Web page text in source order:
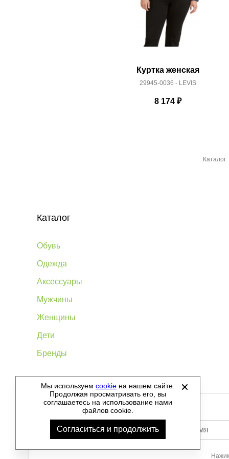
Куртка женская
29945-0036 - LEVIS
8 174₽
Каталог
Каталог
Обувь
Одежда
Аксессуары
Мужчины
Женщины
Дети
Бренды
©2012-2026 - Sellgroup.ru - все права защищены.
Мы используем cookie на нашем сайте.
Продолжая просматривать его, вы
соглашаетесь на использование нами
файлов cookie.
Согласиться и продолжить Ваше имя